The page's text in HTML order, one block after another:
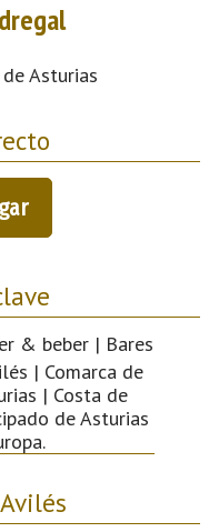
Asturias
& beber | Bares
| Comarca de
| Costa de
de Asturias